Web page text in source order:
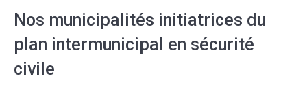
Nos municipalités initiatrices du
plan intermunicipal en sécurité
civile